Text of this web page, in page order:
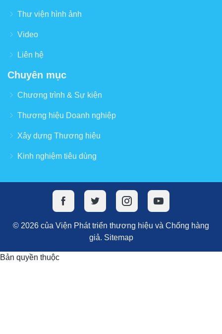
Thư viện hình ảnh
Video
Liên hệ
Chuyên mục
Chương trình & Sự kiện
Thương hiệu Doanh nghiệp
Xây dựng Thương hiệu
Kinh nghiệm tiêu dùng
© 2026 của Viện Phát triển thương hiệu và Chống hàng
giả. Sitemap
Bản quyền thuộc